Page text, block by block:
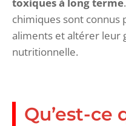
chimiques sont connus
aliments et altérer leur
nutritionnelle.
Qu’est-ce